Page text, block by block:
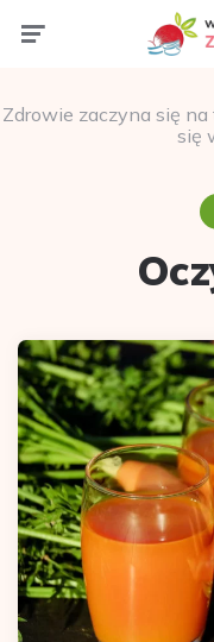
Zdrowie zaczyna się
się